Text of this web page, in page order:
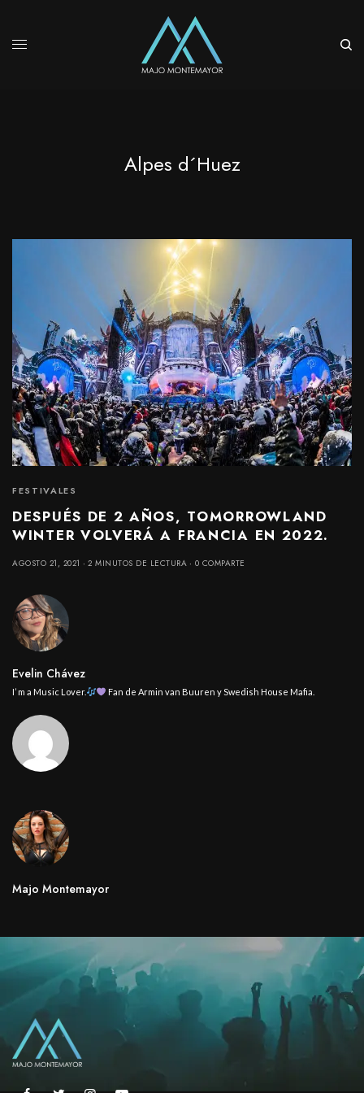
Alpes d´Huez
FESTIVALES
DESPUÉS DE 2 AÑOS, TOMORROWLAND
WINTER VOLVERÁ A FRANCIA EN 2022.
AGOSTO 21, 2021 2 MINUTOS DE LECTURA 0 COMPARTE
Evelin Chávez
I’ m a Music Lover. Fan de Armin van Buuren y Swedish House Mafia.
Majo Montemayor